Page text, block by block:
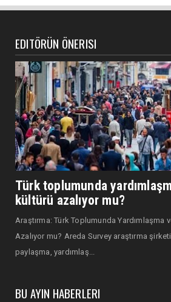
EDITÖRÜN ÖNERISI
Türk toplumunda
kültürü azalıyor mu?
Araştırma: Türk Toplumunda Yardımlaşma
Azalıyor mu? Areda Survey araştırma
paylaşma, yardımlaş...
BU AYIN HABERLERI